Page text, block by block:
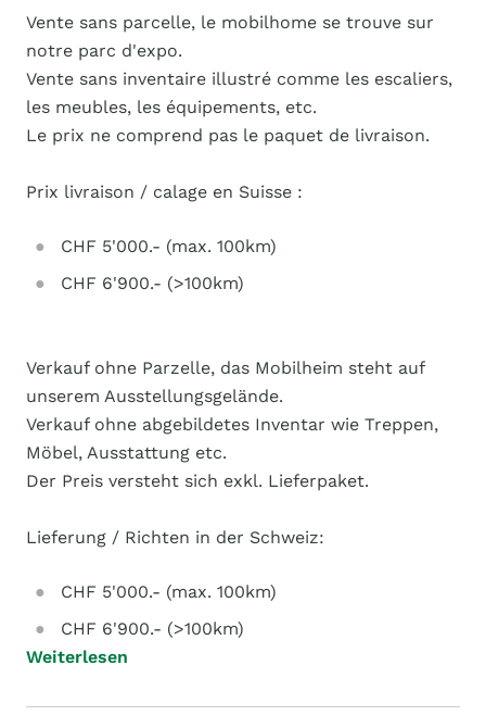
Vente sans parcelle, le mobilhome se trouve sur
notre parc d'expo.
Vente sans inventaire illustré comme les escaliers,
les meubles, les équipements, etc.
Le prix ne comprend pas le paquet de livraison.
Prix livraison / calage en Suisse :
CHF 5'000.- (max. 100km)
CHF 6'900.- (>100km)
Verkauf ohne Parzelle, das Mobilheim steht auf
unserem Ausstellungsgelände.
Verkauf ohne abgebildetes Inventar wie Treppen,
Möbel, Ausstattung etc.
Der Preis versteht sich exkl. Lieferpaket.
Lieferung / Richten in der Schweiz:
CHF 5'000.- (max. 100km)
CHF 6'900.- (>100km)
Weiterlesen